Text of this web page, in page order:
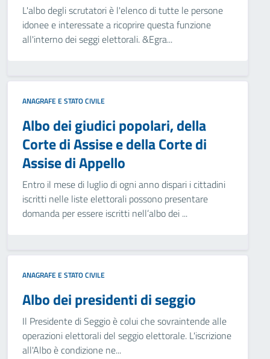
L'albo degli scrutatori è l'elenco di tutte le persone
idonee e interessate a ricoprire questa funzione
all'interno dei seggi elettorali. &Egra...
ANAGRAFE E STATO CIVILE
Albo dei giudici popolari, della
Corte di Assise e della Corte di
Assise di Appello
Entro il mese di luglio di ogni anno dispari i cittadini
iscritti nelle liste elettorali possono presentare
domanda per essere iscritti nell’albo dei ...
ANAGRAFE E STATO CIVILE
Albo dei presidenti di seggio
Il Presidente di Seggio è colui che sovraintende alle
operazioni elettorali del seggio elettorale. L'iscrizione
all'Albo è condizione ne...